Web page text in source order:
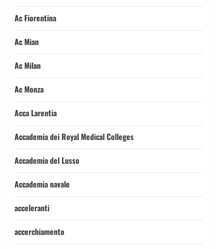
Ac Fiorentina
Ac Mian
Ac Milan
Ac Monza
Acca Larentia
Accademia dei Royal Medical Colleges
Accademia del Lusso
Accademia navale
acceleranti
accerchiamento